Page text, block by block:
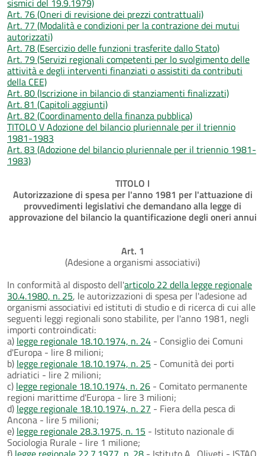
Art. 76 (Oneri di revisione dei prezzi contrattuali)
Art. 77 (Modalità e condizioni per la contrazione dei mutui
autorizzati)
Art. 78 (Esercizio delle funzioni trasferite dallo Stato)
Art. 79 (Servizi regionali competenti per lo svolgimento delle
attività e degli interventi finanziati o assistiti da contributi
della CEE)
Art. 80 (Iscrizione in bilancio di stanziamenti finalizzati)
Art. 81 (Capitoli aggiunti)
Art. 82 (Coordinamento della finanza pubblica)
TITOLO V Adozione del bilancio pluriennale per il triennio
1981-1983
Art. 83 (Adozione del bilancio pluriennale per il triennio 1981-
1983)
TITOLO I
Autorizzazione di spesa per l'anno 1981 per l'attuazione di
provvedimenti legislativi che demandano alla legge di
approvazione del bilancio la quantificazione degli oneri annui
Art. 1
(Adesione a organismi associativi)
In conformità al disposto dell'articolo 22 della legge regionale
30.4.1980, n. 25, le autorizzazioni di spesa per l'adesione ad
organismi associativi ed istituti di studio e di ricerca di cui alle
seguenti leggi regionali sono stabilite, per l'anno 1981, negli
importi controindicati:
a) legge regionale 18.10.1974, n. 24 - Consiglio dei Comuni
d'Europa - lire 8 milioni;
b) legge regionale 18.10.1974, n. 25 - Comunità dei porti
adriatici - lire 2 milioni;
c) legge regionale 18.10.1974, n. 26 - Comitato permanente
regioni marittime d'Europa - lire 3 milioni;
d) legge regionale 18.10.1974, n. 27 - Fiera della pesca di
Ancona - lire 5 milioni;
e) legge regionale 28.3.1975, n. 15 - Istituto nazionale di
Sociologia Rurale - lire 1 milione;